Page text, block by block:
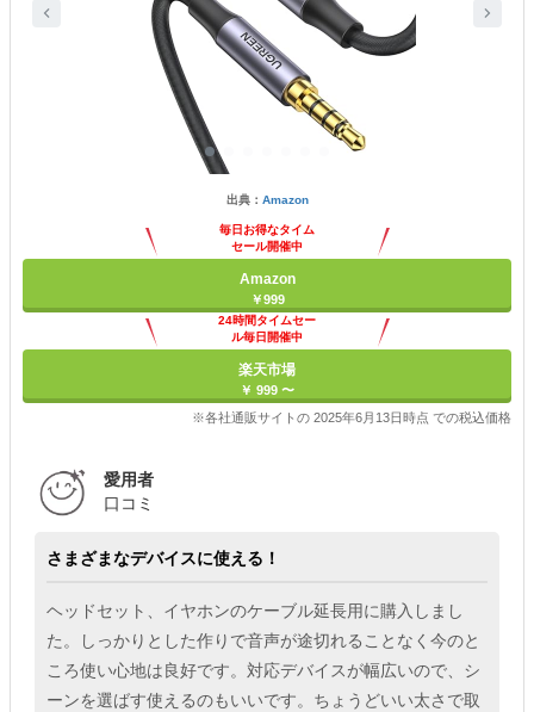
出典： Amazon
毎日お得なタイム
セール開催中
Amazon
￥999
24時間タイムセー
ル毎日開催中
楽天市場
￥ 999 〜
※各社通販サイトの 2025年6月13日時点 での税込価格
愛用者
口コミ
さまざまなデバイスに使える！
ヘッドセット、イヤホンのケーブル延長用に購入しまし
た。しっかりとした作りで音声が途切れることなく今のと
ころ使い心地は良好です。対応デバイスが幅広いので、シ
ーンを選ばす使えるのもいいです。ちょうどいい太さで取